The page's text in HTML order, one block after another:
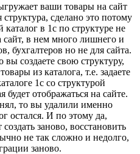
ваши товары на сайт
структура, сделано это потому
каталог в 1с по структуре не
сайт, в нем много лишнего и
бухгалтеров но не для сайта.
создаете свою структуру,
из каталога, т.е. задаете
1с со структурой
будет отображаться на сайте.
то вы удалили именно
остался. И по этому да,
заново, восстановить
не так сложно и недолго,
заново.